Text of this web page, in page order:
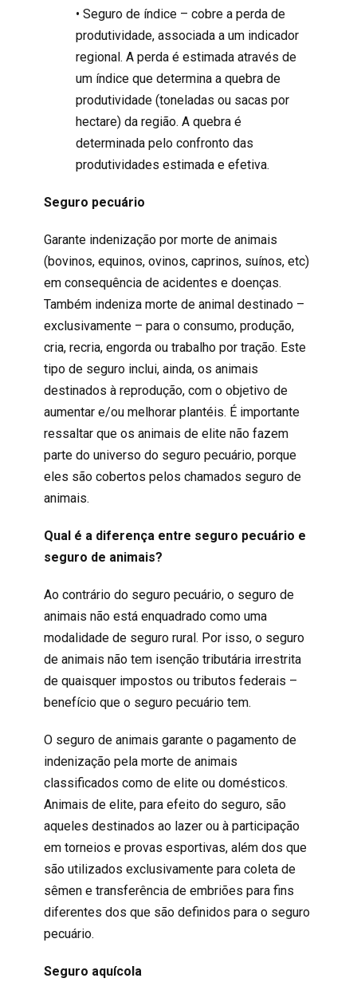
• Seguro de índice – cobre a perda de
produtividade, associada a um indicador
regional. A perda é estimada através de
um índice que determina a quebra de
produtividade (toneladas ou sacas por
hectare) da região. A quebra é
determinada pelo confronto das
produtividades estimada e efetiva.
Seguro pecuário
Garante indenização por morte de animais
(bovinos, equinos, ovinos, caprinos, suínos, etc)
em consequência de acidentes e doenças.
Também indeniza morte de animal destinado –
exclusivamente – para o consumo, produção,
cria, recria, engorda ou trabalho por tração. Este
tipo de seguro inclui, ainda, os animais
destinados à reprodução, com o objetivo de
aumentar e/ou melhorar plantéis. É importante
ressaltar que os animais de elite não fazem
parte do universo do seguro pecuário, porque
eles são cobertos pelos chamados seguro de
animais.
Qual é a diferença entre seguro pecuário e
seguro de animais?
Ao contrário do seguro pecuário, o seguro de
animais não está enquadrado como uma
modalidade de seguro rural. Por isso, o seguro
de animais não tem isenção tributária irrestrita
de quaisquer impostos ou tributos federais –
benefício que o seguro pecuário tem.
O seguro de animais garante o pagamento de
indenização pela morte de animais
classificados como de elite ou domésticos.
Animais de elite, para efeito do seguro, são
aqueles destinados ao lazer ou à participação
em torneios e provas esportivas, além dos que
são utilizados exclusivamente para coleta de
sêmen e transferência de embriões para fins
diferentes dos que são definidos para o seguro
pecuário.
Seguro aquícola